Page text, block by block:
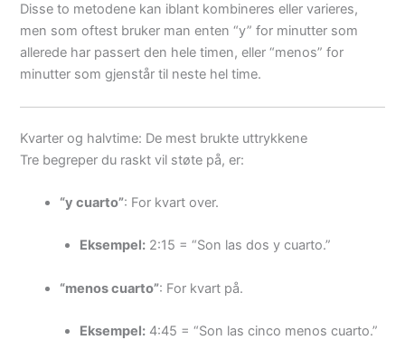
Disse to metodene kan iblant kombineres eller varieres,
men som oftest bruker man enten “y” for minutter som
allerede har passert den hele timen, eller “menos” for
minutter som gjenstår til neste hel time.
Kvarter og halvtime: De mest brukte uttrykkene
Tre begreper du raskt vil støte på, er:
“y cuarto”: For kvart over.
Eksempel: 2:15 = “Son las dos y cuarto.”
“menos cuarto”: For kvart på.
Eksempel: 4:45 = “Son las cinco menos cuarto.”